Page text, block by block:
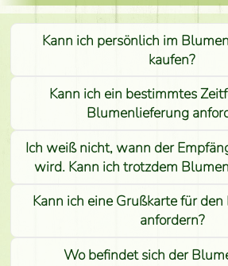
Kann ich persönlich im
kaufen?
Kann ich ein bestimmtes
Blumenlieferung
Ich weiß nicht, wann der
wird. Kann ich trotzdem
Kann ich eine Grußkarte für
anfordern?
Wo befindet sich der